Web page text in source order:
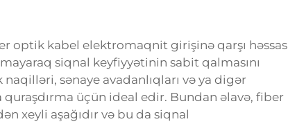
optik kabel elektromaqnit girişinə qarşı həssas
siqnal keyfiyyətinin sabit qalmasını
sənaye avadanlıqları və ya digər
üçün ideal edir. Bundan əlavə, fiber
xeyli aşağıdır və bu da siqnal